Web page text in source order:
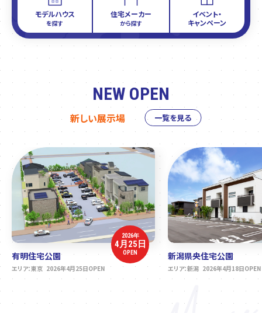
モデルハウス
を探す
住宅メーカー
から探す
イベント・
キャンペーン
NEW OPEN
新しい展示場 一覧を見る
2026年
4月25日
OPEN
有明住宅公園
エリア：東京 2026年4月25日OPEN
新潟県央住宅公園
エリア：新潟 2026年4月18日OPEN